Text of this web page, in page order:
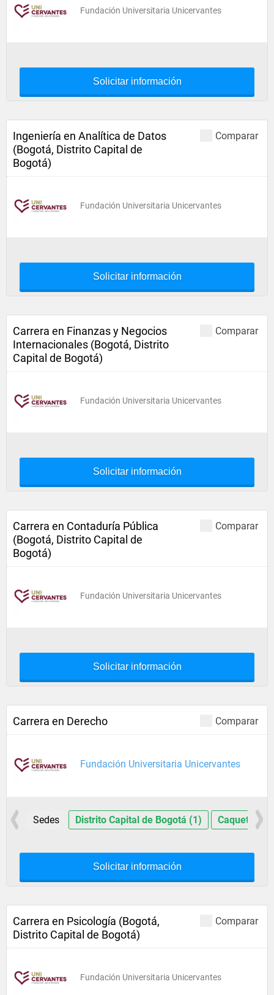
Fundación Universitaria Unicervantes
Solicitar información
Comparar
Ingeniería en Analítica de Datos
(Bogotá, Distrito Capital de
Bogotá)
Fundación Universitaria Unicervantes
Solicitar información
Comparar
Carrera en Finanzas y Negocios
Internacionales (Bogotá, Distrito
Capital de Bogotá)
Fundación Universitaria Unicervantes
Solicitar información
Comparar
Carrera en Contaduría Pública
(Bogotá, Distrito Capital de
Bogotá)
Fundación Universitaria Unicervantes
Solicitar información
Comparar
Carrera en Derecho
Fundación Universitaria Unicervantes
Sedes Distrito Capital de Bogotá (1) Caquetá (1)
Solicitar información
Comparar
Carrera en Psicología (Bogotá,
Distrito Capital de Bogotá)
Fundación Universitaria Unicervantes